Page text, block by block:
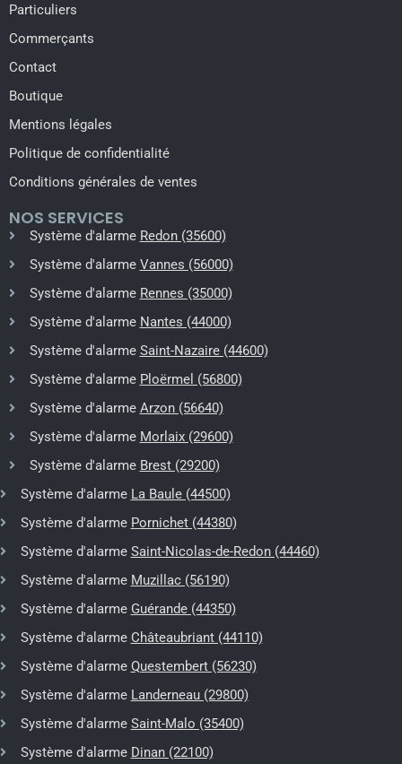
Particuliers
Commerçants
Contact
Boutique
Mentions légales
Politique de confidentialité
Conditions générales de ventes
NOS SERVICES
Système d'alarme Redon (35600)
Système d'alarme Vannes (56000)
Système d'alarme Rennes (35000)
Système d'alarme Nantes (44000)
Système d'alarme Saint-Nazaire (44600)
Système d'alarme Ploërmel (56800)
Système d'alarme Arzon (56640)
Système d'alarme Morlaix (29600)
Système d'alarme Brest (29200)
Système d'alarme La Baule (44500)
Système d'alarme Pornichet (44380)
Système d'alarme Saint-Nicolas-de-Redon (44460)
Système d'alarme Muzillac (56190)
Système d'alarme Guérande (44350)
Système d'alarme Châteaubriant (44110)
Système d'alarme Questembert (56230)
Système d'alarme Landerneau (29800)
Système d'alarme Saint-Malo (35400)
Système d'alarme Dinan (22100)